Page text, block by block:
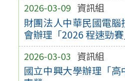
2026-03-09 資訊組
財團法人中華民國電腦
會辦理「2026 程速勁賽
2026-03-03 資訊組
國立中興大學辦理「高